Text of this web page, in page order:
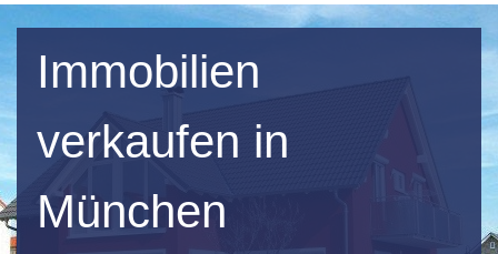
Immobilien
verkaufen in
München